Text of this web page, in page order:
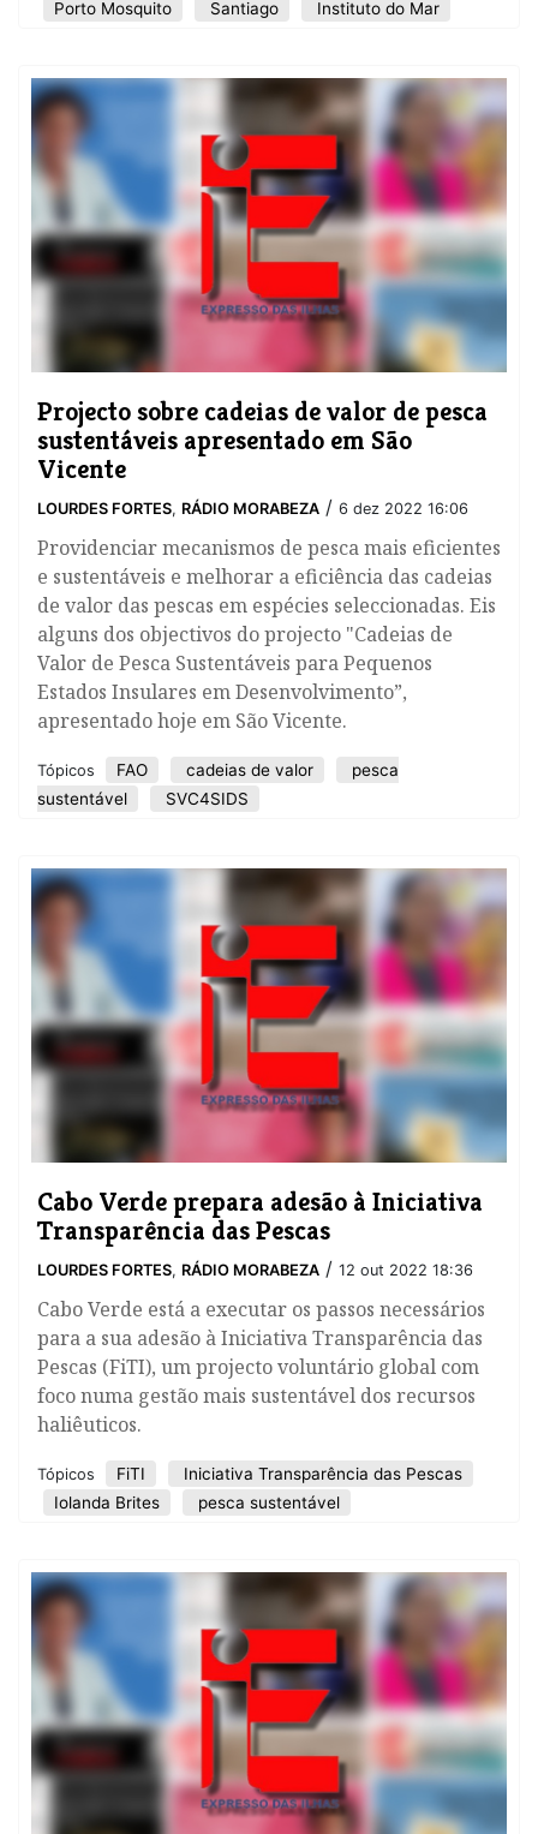
Porto Mosquito
Santiago Instituto do Mar
​Projecto sobre cadeias de valor de pesca
sustentáveis apresentado em São
Vicente
LOURDES FORTES, RÁDIO MORABEZA / 6 dez 2022 16:06
Providenciar mecanismos de pesca mais eficientes
e sustentáveis e melhorar a eficiência das cadeias
de valor das pescas em espécies seleccionadas. Eis
alguns dos objectivos do projecto "Cadeias de
Valor de Pesca Sustentáveis para Pequenos
Estados Insulares em Desenvolvimento”,
apresentado hoje em São Vicente.
Tópicos FAO cadeias de valor
pesca
sustentável
SVC4SIDS
Cabo Verde prepara adesão à Iniciativa
Transparência das Pescas
LOURDES FORTES, RÁDIO MORABEZA / 12 out 2022 18:36
Cabo Verde está a executar os passos necessários
para a sua adesão à Iniciativa Transparência das
Pescas (FiTI), um projecto voluntário global com
foco numa gestão mais sustentável dos recursos
haliêuticos.
Tópicos FiTI
Iniciativa Transparência das Pescas
Iolanda Brites
pesca sustentável